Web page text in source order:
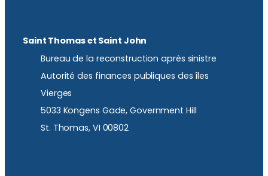
Saint Thomas et Saint John
Bureau de la reconstruction après sinistre
Autorité des finances publiques des îles
Vierges
5033 Kongens Gade, Government Hill
St. Thomas, VI 00802